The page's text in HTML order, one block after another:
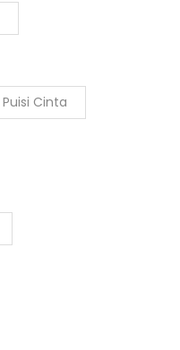
Puisi Cinta